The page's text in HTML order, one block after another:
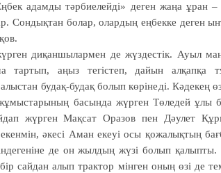
адамды тәрбиелейді» деген жаңа ұран –
Сондықтан болар, олардың еңбекке деген
диқаншылармен де жүздестік. Ауыл
аңыз тегістеп, дайын алқапқа
будақ-будақ болып көрінеді. Кәдекең
жұмыстарының басында жүрген Төледей ұлы
жүрген Мақсат Оразов пен Дәулет
әкесі Аман екеуі осы қожалықтың
де он жылдың жүзі болып
сайдан алып трактор мінген оның өзі де